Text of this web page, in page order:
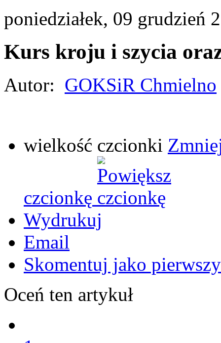
poniedziałek, 09 grudzień
Kurs kroju i szycia
Autor: GOKSiR Chmielno
wielkość czcionki
czcionkę
Wydrukuj
Email
Skomentuj jako
Oceń ten artykuł